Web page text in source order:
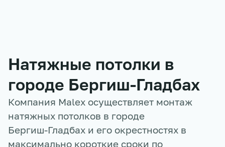
Натяжные потолки в
городе Бергиш-Гладбах
Компания Malex осуществляет монтаж
натяжных потолков в городе
Бергиш-Гладбах и его окрестностях в
максимально короткие сроки по